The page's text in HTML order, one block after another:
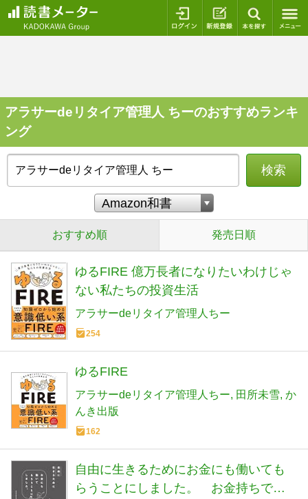
ログイン 新規登録
アラサーdeリタイア管理人 ちーのおすすめランキ
ング
検索
おすすめ順 発売日順
ゆるFIRE 億万長者になりたいわけじゃ
ない私たちの投資生活
アラサーdeリタイア管理人ちー
254
ゆるFIRE
アラサーdeリタイア管理人ちー 田所未雪 か
んき出版
162
自由に生きるためにお金にも働いても
らうことにしました。 お金持ちでも